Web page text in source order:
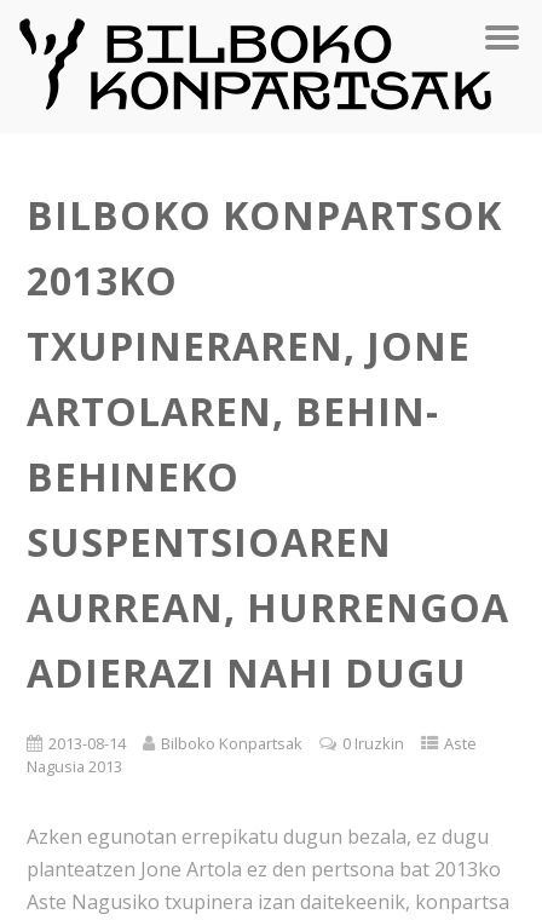
BILBOKO KONPARTSOK
2013KO
TXUPINERAREN, JONE
ARTOLAREN, BEHIN-
BEHINEKO
SUSPENTSIOAREN
AURREAN, HURRENGOA
ADIERAZI NAHI DUGU
2013-08-14 Bilboko Konpartsak 0 Iruzkin
Aste
Nagusia 2013
Azken egunotan errepikatu dugun bezala, ez dugu
planteatzen Jone Artola ez den pertsona bat 2013ko
Aste Nagusiko txupinera izan daitekeenik, konpartsa